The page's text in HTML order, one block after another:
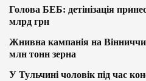
Голова БЕБ: детінізація
млрд грн
Жнивна кампанія на
млн тонн зерна
У Тульчині чоловік під час